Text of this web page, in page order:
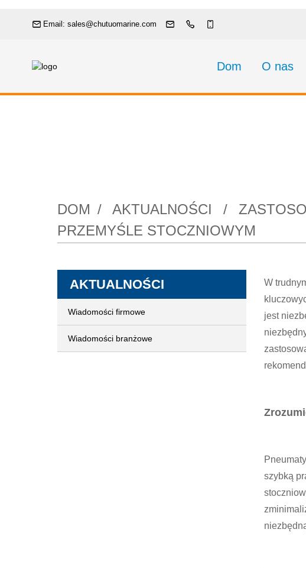
Email: sales@chutuomarine.com
Dom O nas
DOM AKTUALNOŚCI
PRZEMYŚLE STOCZNIOWYM
AKTUALNOŚCI
Wiadomości firmowe
Wiadomości branżowe
W
jest
szybką